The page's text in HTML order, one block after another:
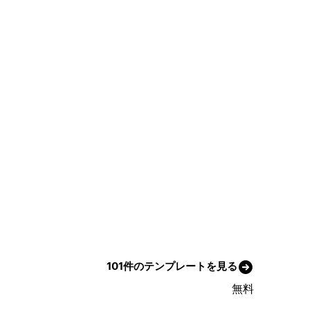
101件のテンプレートを見る
無料